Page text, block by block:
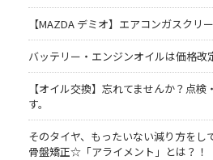
【MAZDA デミオ】エアコンガスクリ
バッテリー・エンジンオイルは価格改
【オイル交換】忘れてませんか？点検
す。
そのタイヤ、もったいない減り方を
骨盤矯正☆「アライメント」とは？！